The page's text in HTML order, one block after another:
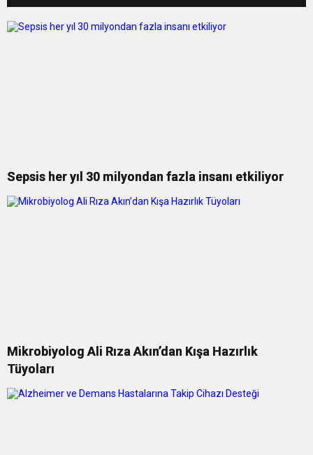
Sepsis her yıl 30 milyondan fazla insanı etkiliyor
Mikrobiyolog Ali Rıza Akın’dan Kışa Hazırlık
Tüyoları